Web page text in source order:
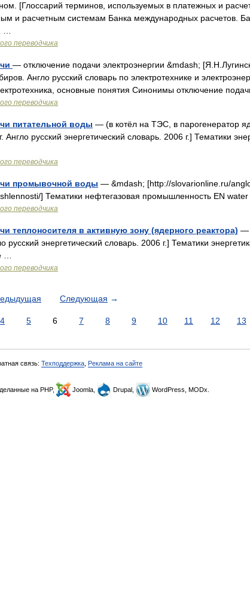
[Глоссарий терминов, используемых в платежных и
и расчетным системам Банка международных расчетов.
…
переводчика
— отключение подачи электроэнергии &mdash;
Англо русский словарь по электротехнике и
основные понятия Синонимы отключение
переводчика
питательной воды — (в котёл на ТЭС, в парогенератор
русский энергетический словарь. 2006 г.] Тематики
переводчика
промывочной воды — &mdash; [http://slovarionline.ru/
] Тематики нефтегазовая промышленность EN water
переводчика
теплоносителя в активную зону (ядерного реактора) —
русский энергетический словарь. 2006 г.] Тематики
…
переводчика
Следующая →
4 5 6 7 8 9 10 11 12 13
связь: Техподдержка Реклама на сайте
на PHP, Joomla, Drupal, WordPress, MODx.